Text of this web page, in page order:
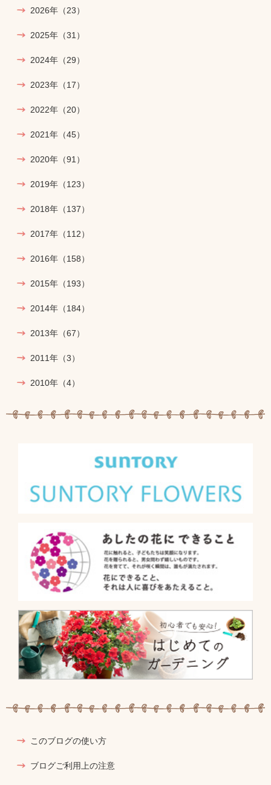
2026年 （23）
2025年 （31）
2024年 （29）
2023年 （17）
2022年 （20）
2021年 （45）
2020年 （91）
2019年 （123）
2018年 （137）
2017年 （112）
2016年 （158）
2015年 （193）
2014年 （184）
2013年 （67）
2011年 （3）
2010年 （4）
このブログの使い方
ブログご利用上の注意